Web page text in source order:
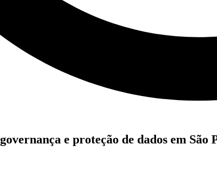
e proteção de dados em São